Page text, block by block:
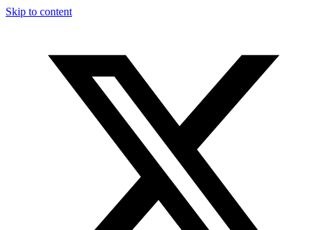
Skip to content